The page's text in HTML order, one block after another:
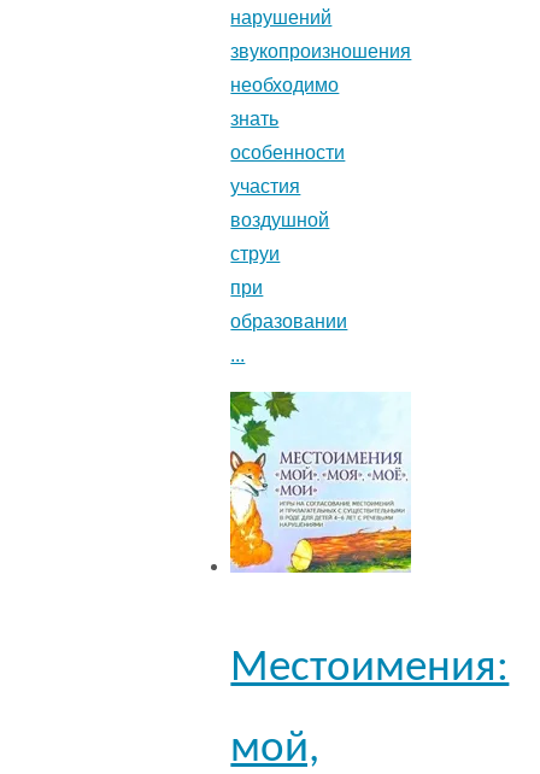
нарушений
звукопроизношения
необходимо
знать
особенности
участия
воздушной
струи
при
образовании
...
Местоимения:
мой,